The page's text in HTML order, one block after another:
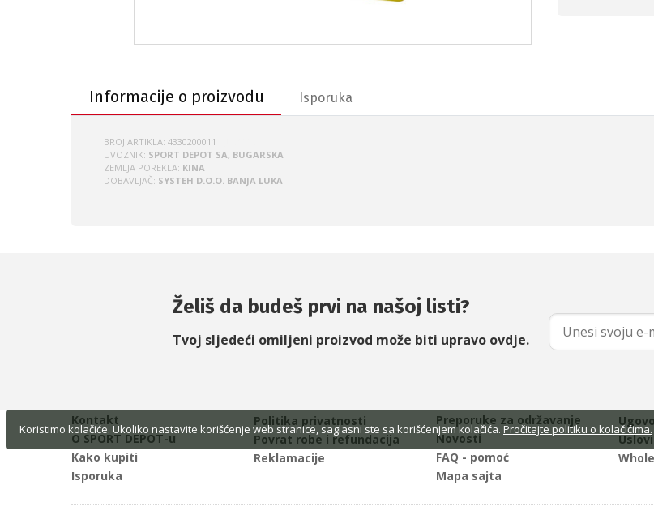
Koristimo kolačiće. Ukoliko nastavite korišćenje web stranice, saglasni ste sa korišćenjem kolačića.Pročitajte politiku o kolačićima.
Informacije o proizvodu
Isporuka
BROJ ARTIKLA: 4330200011
UVOZNIK: SPORT DEPOT SA, BUGARSKA
ZEMLJA POREKLA: KINA
DOBAVLJAČ: SYSTEH D.O.O. BANJA LUKA
Želiš da budeš prvi na našoj listi?
Tvoj sljedeći omiljeni proizvod može biti upravo ovdje.
Kontakt
O SPORT DEPOT-u
Kako kupiti
Isporuka
Politika privatnosti
Povrat robe i refundacija
Reklamacije
Preporuke za održavanje
Novosti
FAQ - pomoć
Mapa sajta